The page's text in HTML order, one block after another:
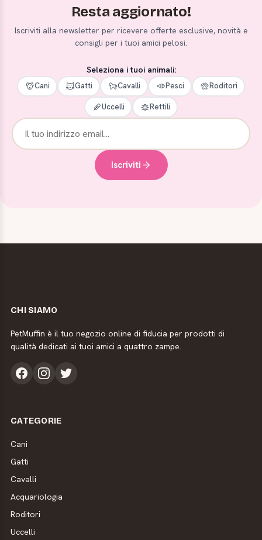
Resta aggiornato!
Iscriviti alla newsletter per ricevere offerte esclusive, novità e
consigli per i tuoi amici pelosi.
Seleziona i tuoi animali:
Cani Gatti Cavalli Pesci Roditori
Uccelli Rettili
Iscriviti
CHI SIAMO
PetMuffin è il tuo negozio online di fiducia per prodotti di
qualità dedicati ai tuoi amici a quattro zampe.
CATEGORIE
Cani
Gatti
Cavalli
Acquariologia
Roditori
Uccelli